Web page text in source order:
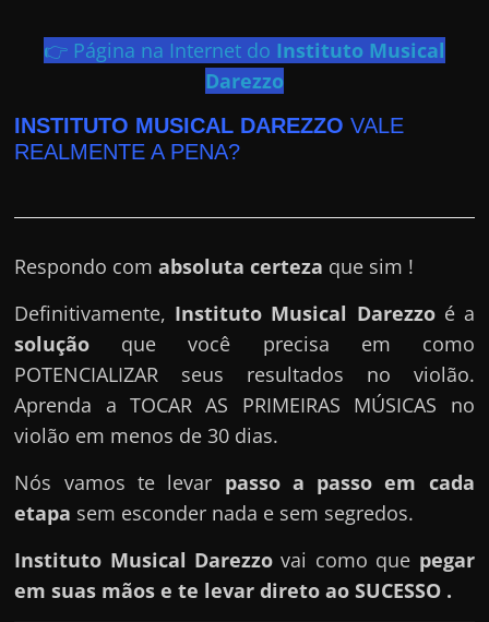
i
n
e
r
o
n
a
i
n
e
r
n
e
👉 Página na Internet do Instituto Musical
Darezzo
INSTITUTO MUSICAL DAREZZO VALE
REALMENTE A PENA?
Respondo comabsoluta certeza que sim !
Definitivamente, Instituto Musical Darezzoé a
solução que você precisa em como
POTENCIALIZAR seus resultados no violão.
Aprenda a TOCAR AS PRIMEIRAS MÚSICAS no
violão em menos de 30 dias.
Nós vamos te levar passo a passo em cada
etapa sem esconder nada e sem segredos.
Instituto Musical Darezzo vai como que pegar
em suas mãos e te levar direto ao SUCESSO .